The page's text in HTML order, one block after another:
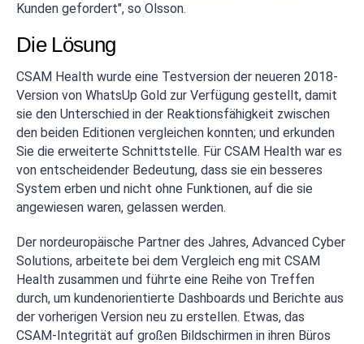
Kunden gefordert", so Olsson.
Die Lösung
CSAM Health wurde eine Testversion der neueren 2018-
Version von WhatsUp Gold zur Verfügung gestellt, damit
sie den Unterschied in der Reaktionsfähigkeit zwischen
den beiden Editionen vergleichen konnten; und erkunden
Sie die erweiterte Schnittstelle. Für CSAM Health war es
von entscheidender Bedeutung, dass sie ein besseres
System erben und nicht ohne Funktionen, auf die sie
angewiesen waren, gelassen werden.
Der nordeuropäische Partner des Jahres, Advanced Cyber
Solutions, arbeitete bei dem Vergleich eng mit CSAM
Health zusammen und führte eine Reihe von Treffen
durch, um kundenorientierte Dashboards und Berichte aus
der vorherigen Version neu zu erstellen. Etwas, das
CSAM-Integrität auf großen Bildschirmen in ihren Büros